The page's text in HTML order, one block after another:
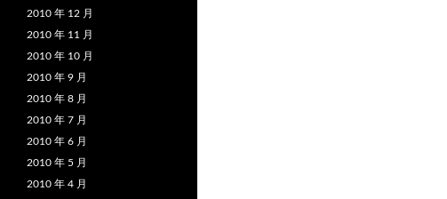
2010 年 12 月
2010 年 11 月
2010 年 10 月
2010 年 9 月
2010 年 8 月
2010 年 7 月
2010 年 6 月
2010 年 5 月
2010 年 4 月